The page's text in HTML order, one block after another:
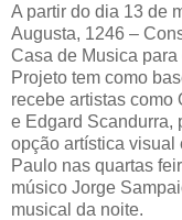
A partir do dia 13 de
Augusta, 1246 –
Casa de Musica para
Projeto tem como
recebe artistas como
e Edgard Scandurra,
opção artística
Paulo nas quartas
músico Jorge
musical da noite.